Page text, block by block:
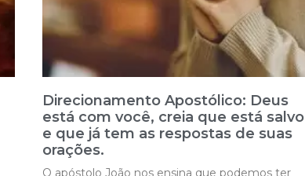
Direcionamento Apostólico: Deus
está com você, creia que está salvo
e que já tem as respostas de suas
orações.